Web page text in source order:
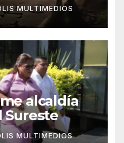
MULTIMEDIOS
alcaldía
Sureste
MULTIMEDIOS